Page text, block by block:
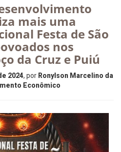
mais uma
Festa de São
nos
da Cruz e Puiú
2024, por Ronylson Marcelino da
Econômico